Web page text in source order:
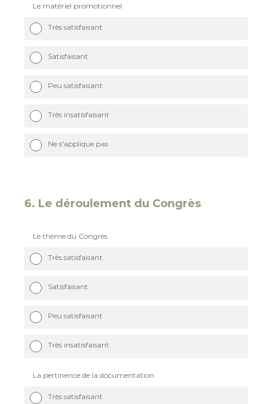
Le matériel promotionnel
Très satisfaisant
Satisfaisant
Peu satisfaisant
Très insatisfaisant
Ne s'applique pas
6. Le déroulement du Congrès
Le thème du Congrès
Très satisfaisant
Satisfaisant
Peu satisfaisant
Très insatisfaisant
La pertinence de la documentation
Très satisfaisant